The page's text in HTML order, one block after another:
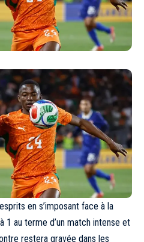
en s’imposant face à la
1 au terme d’un match intense et
restera gravée dans les